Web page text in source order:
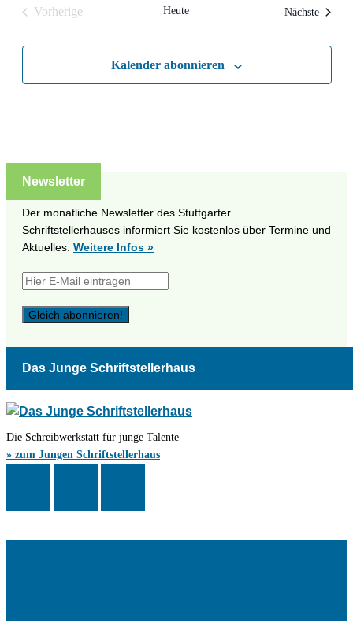
Vorherige
Heute Nächste
Kalender abonnieren
Newsletter
Der monatliche Newsletter des Stuttgarter
Schriftstellerhauses informiert Sie kostenlos über Termine und
Aktuelles. Weitere Infos »
Das Junge Schriftstellerhaus
Die Schreibwerkstatt für junge Talente
» zum Jungen Schriftstellerhaus